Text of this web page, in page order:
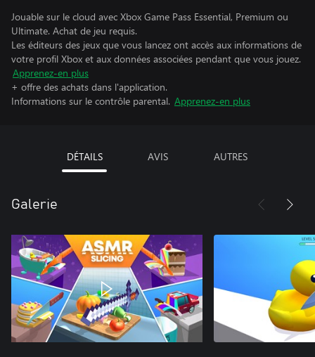
Jouable sur le cloud avec Xbox Game Pass Essential, Premium ou
Ultimate. Achat de jeu requis.
Les éditeurs des jeux que vous lancez ont accès aux informations de
votre profil Xbox et aux données associées pendant que vous jouez.
Apprenez-en plus
+ offre des achats dans l'application.
Informations sur le contrôle parental. Apprenez-en plus
DÉTAILS AVIS AUTRES
Galerie